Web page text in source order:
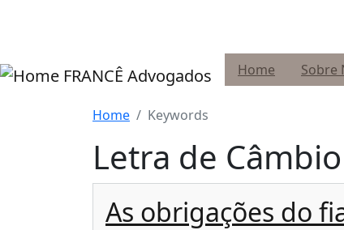
FRANCÊ Advogados Home Sobre
Home Keywords
Letra de Câmbio
As obrigações do